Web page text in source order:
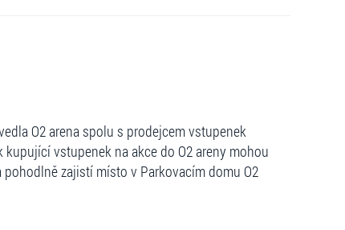
O2 arena spolu s prodejcem vstupenek
vstupenek na akce do O2 areny mohou
zajistí místo v Parkovacím domu O2